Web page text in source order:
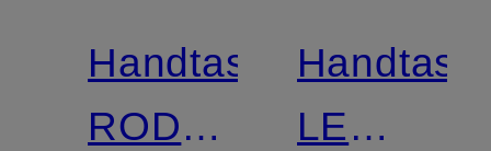
Handtasche
RODEO
LE